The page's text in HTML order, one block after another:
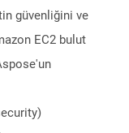
güvenliğini ve
EC2 bulut